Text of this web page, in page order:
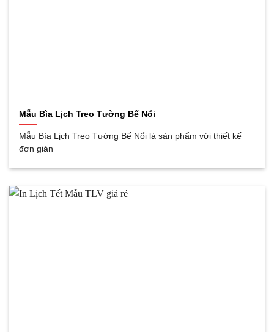
Mẫu Bìa Lịch Treo Tường Bế Nổi
Mẫu Bìa Lịch Treo Tường Bế Nổi là sản phẩm với thiết kế
đơn giản